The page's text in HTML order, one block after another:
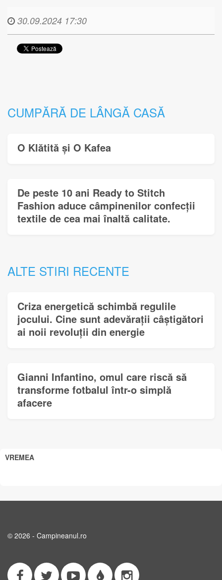
30.09.2024 17:30
CUMPĂRĂ DE LÂNGĂ CASĂ
O Klătită și O Kafea
De peste 10 ani Ready to Stitch
Fashion aduce câmpinenilor confecții
textile de cea mai înaltă calitate.
ALTE STIRI RECENTE
Criza energetică schimbă regulile
jocului. Cine sunt adevărații câștigători
ai noii revoluții din energie
Gianni Infantino, omul care riscă să
transforme fotbalul într-o simplă
afacere
VREMEA
© 2026 - Campineanul.ro